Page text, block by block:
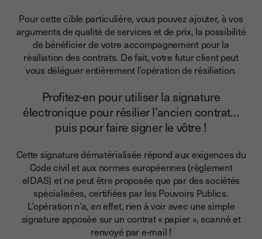
Pour cette cible particulière, vous pouvez ajouter, à vos
arguments de qualité de services et de prix, la possibilité
de bénéficier de votre accompagnement pour la
résiliation des contrats. De fait, votre futur client peut
vous déléguer entièrement l’opération de résiliation.
Profitez-en pour utiliser la signature
électronique pour résilier l’ancien contrat…
puis pour faire signer le vôtre !
Cette signature dématérialisée répond aux exigences du
Code civil et aux normes européennes (règlement
eIDAS) et ne peut être proposée que par des sociétés
spécialisées, certifiées par les Pouvoirs Publics.
L’opération n’a, en effet, rien à voir avec une simple
signature apposée sur un contrat « papier », scanné et
renvoyé par e-mail !